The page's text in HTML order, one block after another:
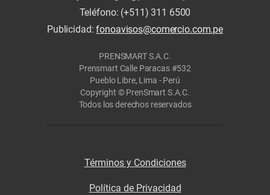
Teléfono: (+511) 311 6500
Publicidad:fonoavisos@comercio.com.pe
PRENSMART S.A.C.
Prensmart Calle Paracas #532
Pueblo Libre, Lima - Perú
Copyright © PrenSmart S.A.C.
Todos los derechos reservados
Términos y Condiciones
Política de Privacidad